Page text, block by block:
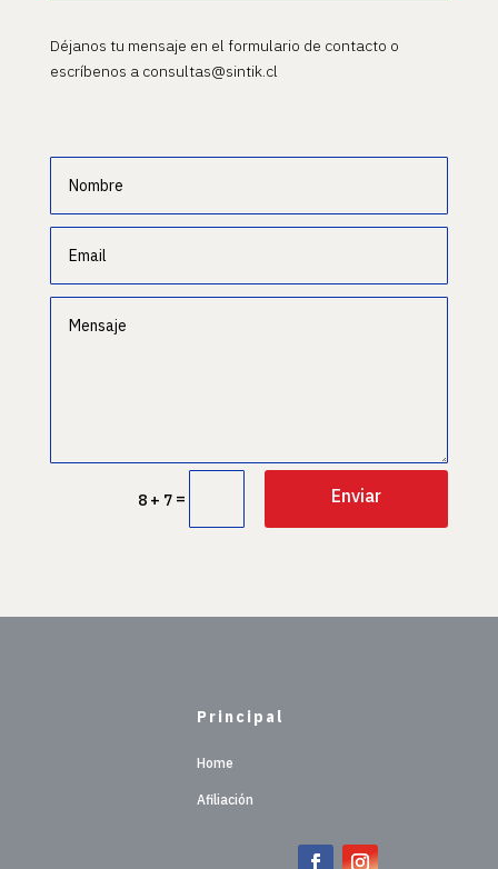
Déjanos tu mensaje en el formulario de contacto o
escríbenos a consultas@sintik.cl
8 + 7 = Enviar
Principal
Home
Afiliación